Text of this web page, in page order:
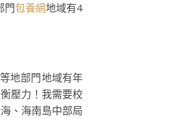
門包養網地域有4
地部門地域有年
壓力！我需要校
、海南島中部局